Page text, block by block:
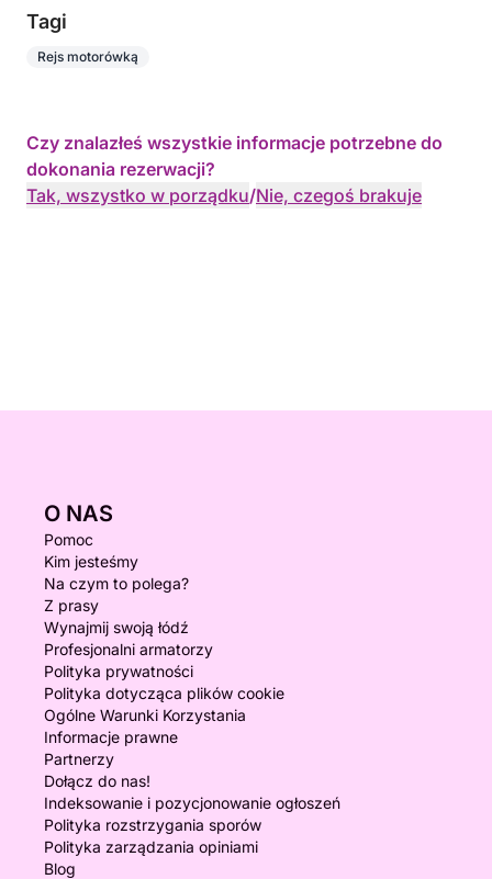
Tagi
Rejs motorówką
Czy znalazłeś wszystkie informacje potrzebne do
dokonania rezerwacji?
Tak, wszystko w porządku/Nie, czegoś brakuje
O NAS
Pomoc
Kim jesteśmy
Na czym to polega?
Z prasy
Wynajmij swoją łódź
Profesjonalni armatorzy
Polityka prywatności
Polityka dotycząca plików cookie
Ogólne Warunki Korzystania
Informacje prawne
Partnerzy
Dołącz do nas!
Indeksowanie i pozycjonowanie ogłoszeń
Polityka rozstrzygania sporów
Polityka zarządzania opiniami
Blog